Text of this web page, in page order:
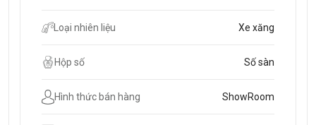
Loại nhiên liệu Xe xăng
Hộp số Số sàn
Hình thức bán hàng ShowRoom